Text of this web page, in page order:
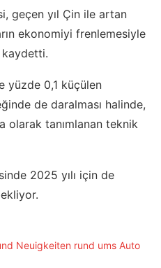
geçen yıl Çin ile artan
ekonomiyi frenlemesiyle
yüzde 0,1 küçülen
de daralması halinde,
olarak tanımlanan teknik
2025 yılı için de